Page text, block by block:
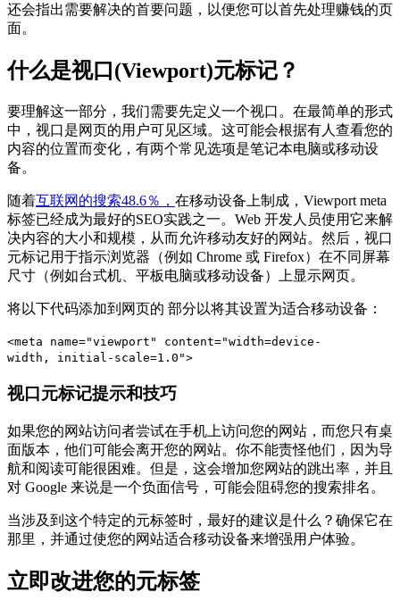
还会指出需要解决的首要问题，以便您可以首先处理赚钱的页
面。
什么是视口(Viewport)元标记？
要理解这一部分，我们需要先定义一个视口。在最简单的形式
中，视口是网页的用户可见区域。这可能会根据有人查看您的
内容的位置而变化，有两个常见选项是笔记本电脑或移动设
备。
随着互联网的搜索48.6％， 在移动设备上制成，Viewport meta
标签已经成为最好的SEO实践之一。Web 开发人员使用它来解
决内容的大小和规模，从而允许移动友好的网站。然后，视口
元标记用于指示浏览器（例如 Chrome 或 Firefox）在不同屏幕
尺寸（例如台式机、平板电脑或移动设备）上显示网页。
将以下代码添加到网页的 部分以将其设置为适合移动设备：
<meta name="viewport" content="width=device-
width, initial-scale=1.0">
视口元标记提示和技巧
如果您的网站访问者尝试在手机上访问您的网站，而您只有桌
面版本，他们可能会离开您的网站。你不能责怪他们，因为导
航和阅读可能很困难。但是，这会增加您网站的跳出率，并且
对 Google 来说是一个负面信号，可能会阻碍您的搜索排名。
当涉及到这个特定的元标签时，最好的建议是什么？确保它在
那里，并通过使您的网站适合移动设备来增强用户体验。
立即改进您的元标签